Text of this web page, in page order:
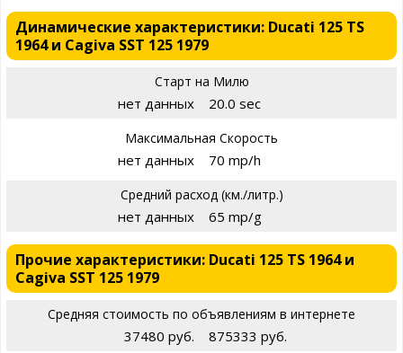
Динамические характеристики: Ducati 125 TS
1964 и Cagiva SST 125 1979
Старт на Милю
нет данных 20.0 sec
Максимальная Скорость
нет данных 70 mp/h
Средний расход (км./литр.)
нет данных 65 mp/g
Прочие характеристики: Ducati 125 TS 1964 и
Cagiva SST 125 1979
Средняя стоимость по объявлениям в интернете
37480 руб. 875333 руб.